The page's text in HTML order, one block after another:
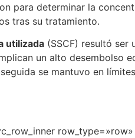
para determinar la
tras su tratamiento.
utilizada (SSCF) resultó
un alto desembolso
se mantuvo en